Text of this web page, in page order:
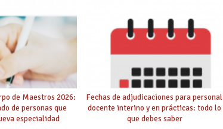
de Maestros 2026:
de personas que
especialidad
Fechas de adjudicaciones para personal
docente interino y en prácticas: todo lo
que debes saber